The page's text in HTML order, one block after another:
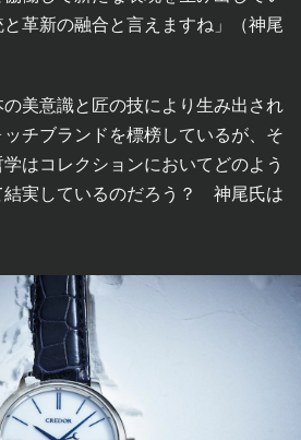
革新の融合と言えますね」（神尾
美意識と匠の技により生み出され
チブランドを標榜しているが、そ
はコレクションにおいてどのよう
結実しているのだろう？ 神尾氏は